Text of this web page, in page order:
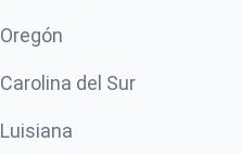
Oregón
Carolina del Sur
Luisiana